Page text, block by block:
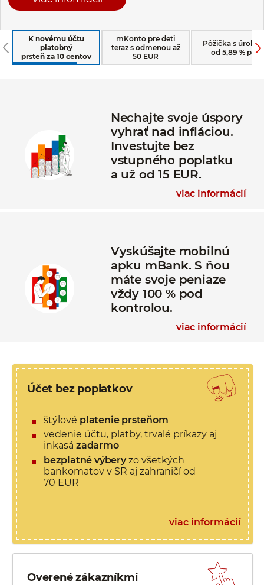
K novému účtu
platobný
prsteň za 10 centov
mKonto pre deti
teraz s odmenou až
50 EUR
Pôžička s
od 5,89 % p.a.
Nechajte svoje úspory
vyhrať nad infláciou.
Investujte bez
vstupného poplatku
a už od 15 EUR.
viac informácií
Vyskúšajte mobilnú
apku mBank. S ňou
máte svoje peniaze
vždy 100 % pod
kontrolou.
viac informácií
Účet bez poplatkov
štýlové platenie prsteňom
vedenie účtu, platby, trvalé príkazy aj
inkasá zadarmo
bezplatné výberyzo všetkých
bankomatov v SR aj zahraničí od
70 EUR
viac informácií
Overené zákazníkmi